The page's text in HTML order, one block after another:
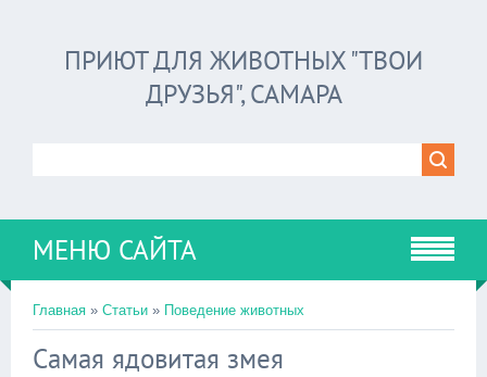
ПРИЮТ ДЛЯ ЖИВОТНЫХ "ТВОИ
ДРУЗЬЯ", САМАРА
МЕНЮ САЙТА
Главная » Статьи » Поведение животных
Самая ядовитая змея